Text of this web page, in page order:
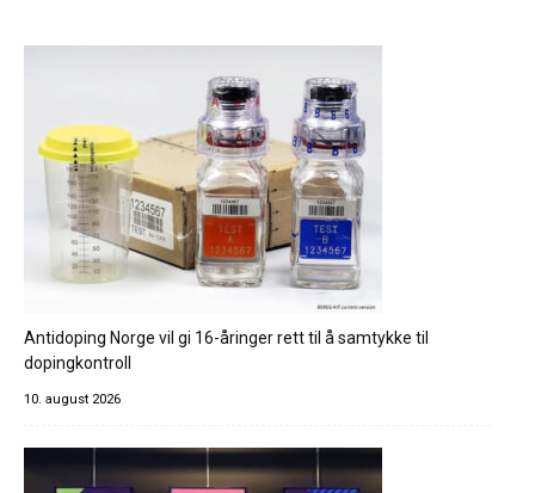
Antidoping Norge vil gi 16-åringer rett til å samtykke til
dopingkontroll
10. august 2026